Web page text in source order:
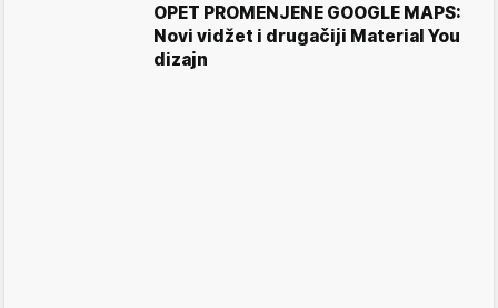
OPET PROMENJENE GOOGLE MAPS:
Novi vidžet i drugačiji Material You
dizajn